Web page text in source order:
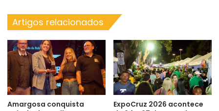
Artigos relacionados
Amargosa conquista
ExpoCruz 2026 acontece